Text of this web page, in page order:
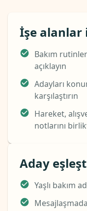
İşe alanlar
Bakım
açıklayın
Adayları
karşılaştırın
Hareket,
notlarını
Aday
Yaşlı bakım